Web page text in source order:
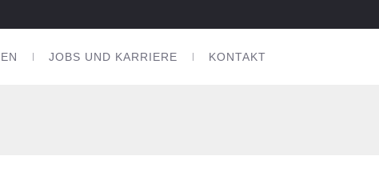
JOBS UND KARRIERE KONTAKT